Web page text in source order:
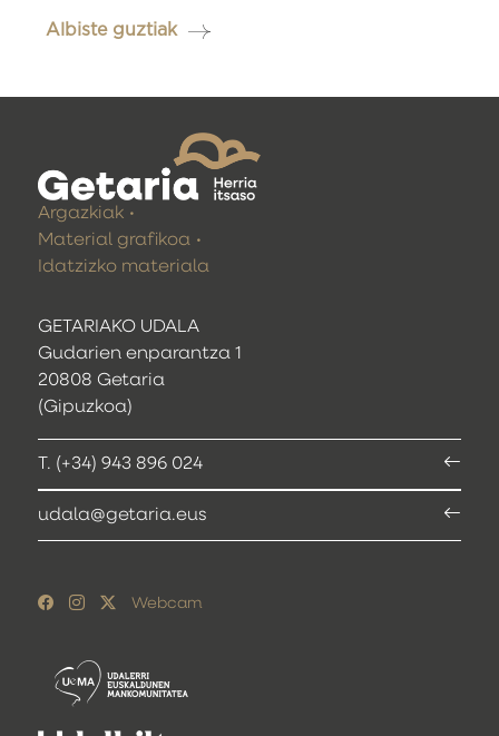
Albiste guztiak
GETARIAKO UDALA
Gudarien enparantza 1
20808 Getaria
(Gipuzkoa)
T. (+34) 943 896 024
udala@getaria.eus
Argazkiak
Material grafikoa
Idatzizko materiala
Webcam